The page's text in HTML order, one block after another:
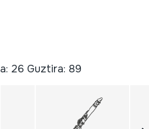
26 Guztira: 89